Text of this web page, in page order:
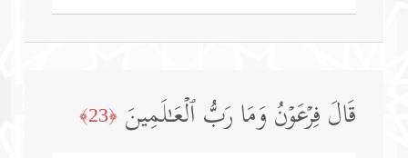
قَالَ فِرۡعَوۡنُ وَمَا رَبُّ ٱلۡعَـٰلَمِینَ ﴿23﴾